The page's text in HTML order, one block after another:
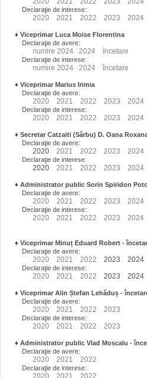
Declaraţie de interese:
2020 2021 2022 2023 2024
♦ Viceprimar Luca Moise Florentina
Declaraţie de avere:
numire 2024 2024 încetare
Declaraţie de interese:
numire 2024 2024 încetare
♦ Viceprimar Marius Irimia
Declaraţie de avere:
2020 2021 2022 2023 2024
Declaraţie de interese:
2020 2021 2022 2023 2024
♦ Secretar Catzaiti (Sârbu) D. Oana
Declaraţie de avere:
2020 2021 2022 2023 2024
Declaraţie de interese:
2020 2021 2022 2023 2024
♦ Administrator public Sorin Spiridon
Declaraţie de avere:
2020 2021 2022 2023 2024
Declaraţie de interese:
2020 2021 2022 2023 2024
♦ Viceprimar Minuț Eduard Robert -
Declaraţie de avere:
2020 2021 2022 2023 2024
Declaraţie de interese:
2020 2021 2022 2023 2024
♦ Viceprimar Alin Ștefan Lehăduș -
Declaraţie de avere:
2020 2021 2022 2023
Declaraţie de interese:
2020 2021 2022 2023
♦ Administrator public Vlad Moscalu -
Declaraţie de avere:
2020 2021 2022
Declaraţie de interese: